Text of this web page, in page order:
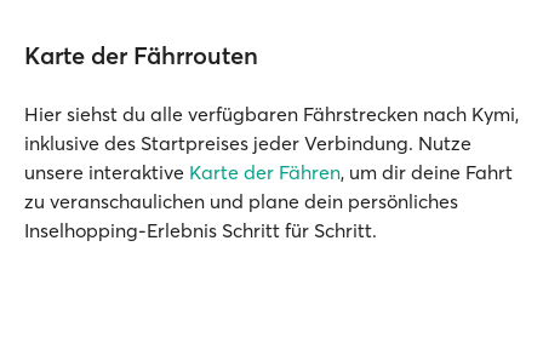
Karte der Fährrouten
Hier siehst du alle verfügbaren Fährstrecken nach Kymi,
inklusive des Startpreises jeder Verbindung. Nutze
unsere interaktive Karte der Fähren, um dir deine Fahrt
zu veranschaulichen und plane dein persönliches
Inselhopping-Erlebnis Schritt für Schritt.